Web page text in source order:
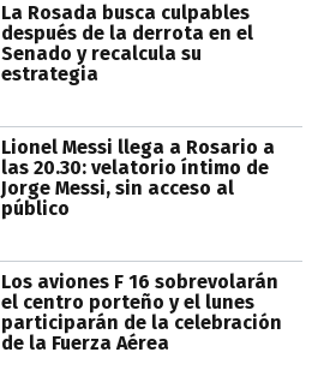
La Rosada busca culpables
después de la derrota en el
Senado y recalcula su
estrategia
Lionel Messi llega a Rosario a
las 20.30: velatorio íntimo de
Jorge Messi, sin acceso al
público
Los aviones F 16 sobrevolarán
el centro porteño y el lunes
participarán de la celebración
de la Fuerza Aérea